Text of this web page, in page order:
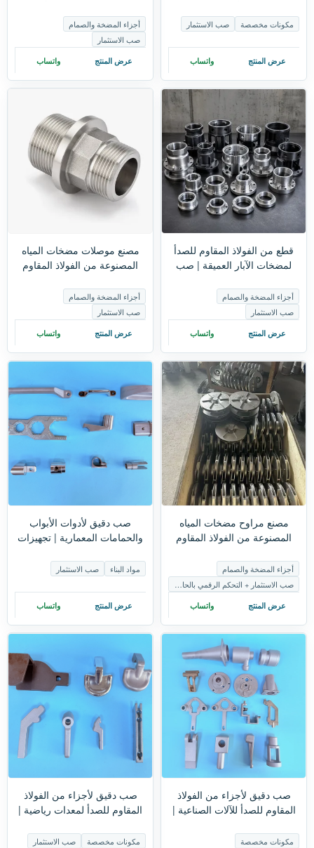
الحلي المعدنية على شكل
سرطان البحر
مكونات مخصصة صب الاستثمار
عرض المنتج واتساب
الطلب
أجزاء المضخة والصمام
صب الاستثمار
عرض المنتج واتساب
قطع من الفولاذ المقاوم للصدأ
لمضخات الآبار العميقة | صب
المضخات
أجزاء المضخة والصمام
صب الاستثمار
عرض المنتج واتساب
مصنع موصلات مضخات المياه
المصنوعة من الفولاذ المقاوم
المضخات والصمامات
أجزاء المضخة والصمام
صب الاستثمار
عرض المنتج واتساب
مصنع مراوح مضخات المياه
المصنوعة من الفولاذ المقاوم
باستخدام الحاسوب
أجزاء المضخة والصمام
صب الاستثمار + التحكم الرقمي بالحاسوب
عرض المنتج واتساب
صب دقيق لأدوات الأبواب
والحمامات المعمارية | تجهيزات
للصدأ
مواد البناء صب الاستثمار
عرض المنتج واتساب
صب دقيق لأجزاء من الفولاذ
المقاوم للصدأ للآلات الصناعية |
(CNC) حسب الطلب
مكونات مخصصة
صب دقيق لأجزاء من الفولاذ
المقاوم للصدأ لمعدات رياضية |
اللياقة البدنيةمكونات مخصصة صب الاستثمار